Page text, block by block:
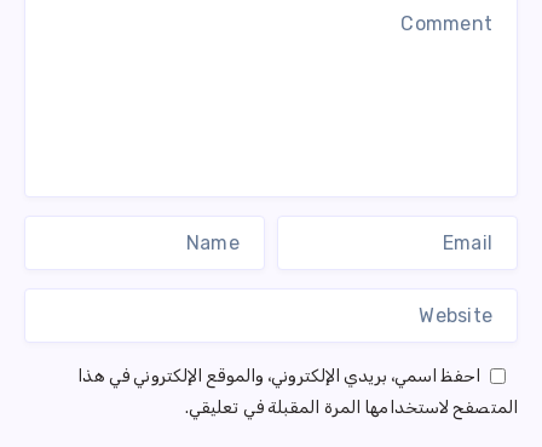
احفظ اسمي، بريدي الإلكتروني، والموقع الإلكتروني في هذا
المتصفح لاستخدامها المرة المقبلة في تعليقي.